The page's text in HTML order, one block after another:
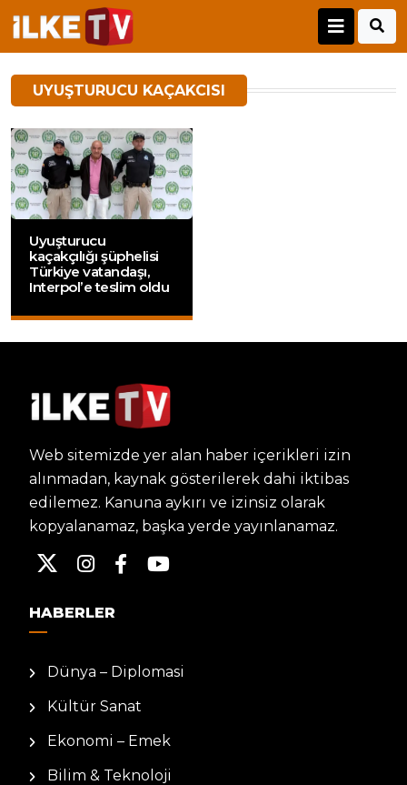
UYUŞTURUCU KAÇAKCISI
Uyuşturucu
kaçakçılığı şüphelisi
Türkiye vatandaşı,
Interpol’e teslim oldu
Web sitemizde yer alan haber içerikleri izin
alınmadan, kaynak gösterilerek dahi iktibas
edilemez. Kanuna aykırı ve izinsiz olarak
kopyalanamaz, başka yerde yayınlanamaz.
HABERLER
Dünya – Diplomasi
Kültür Sanat
Ekonomi – Emek
Bilim & Teknoloji